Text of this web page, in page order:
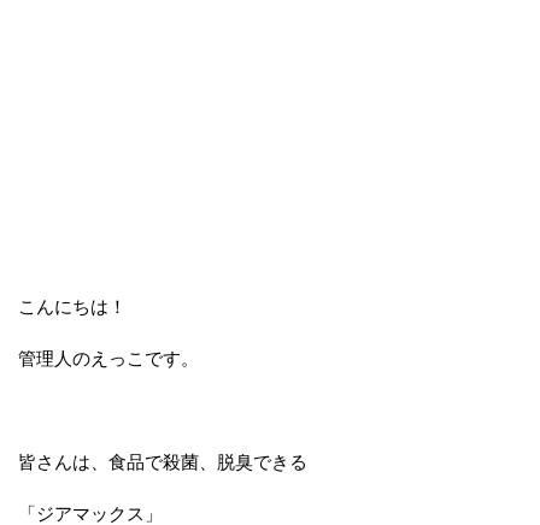
こんにちは！
管理人のえっこです。
皆さんは、食品で殺菌、脱臭できる
「ジアマックス」